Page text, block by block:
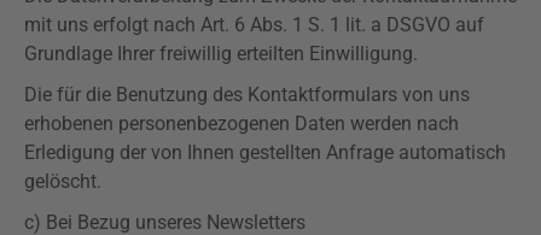
mit uns erfolgt nach Art. 6 Abs. 1 S. 1 lit. a DSGVO auf
Grundlage Ihrer freiwillig erteilten Einwilligung.
Die für die Benutzung des Kontaktformulars von uns
erhobenen personenbezogenen Daten werden nach
Erledigung der von Ihnen gestellten Anfrage automatisch
gelöscht.
c) Bei Bezug unseres Newsletters